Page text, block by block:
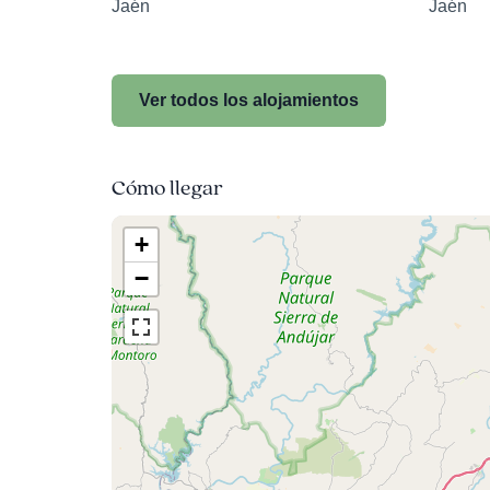
Jaén Jaén
Ver todos los alojamientos
Cómo llegar
+
−